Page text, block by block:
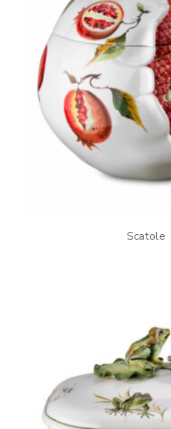
Scatole